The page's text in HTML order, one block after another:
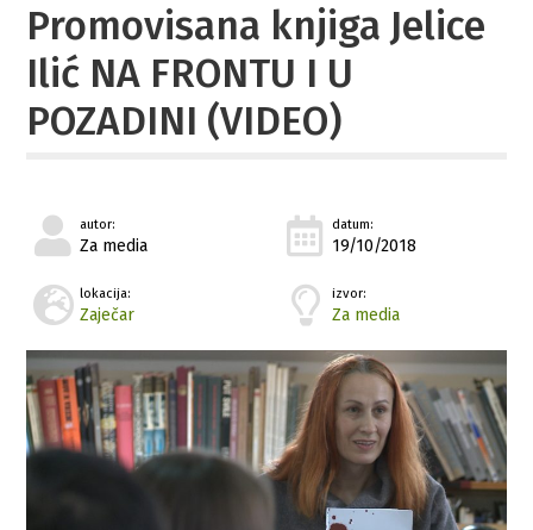
Promovisana knjiga Jelice
Ilić NA FRONTU I U
POZADINI (VIDEO)
autor:
Za media
datum:
19/10/2018
lokacija:
Zaječar
izvor:
Za media